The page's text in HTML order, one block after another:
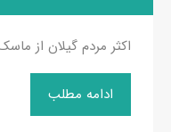
اکثر مردم گیلان از
ادامه مطلب